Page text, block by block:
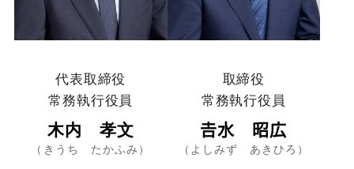
代表取締役
常務執行役員
木内 孝文
（きうち たかふみ）
取締役
常務執行役員
𠮷水 昭広
（よしみず あきひろ）